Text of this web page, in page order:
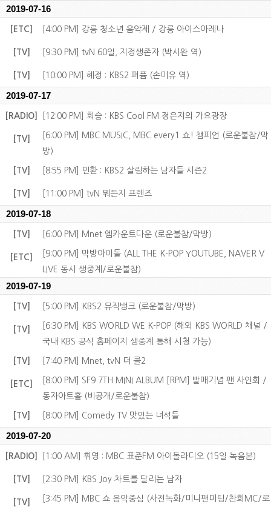
2019-07-16
[ETC] [4:00 PM] 강릉 청소년 음악제 / 강릉 아이스아레나
[TV] [9:30 PM] tvN 60일, 지정생존자 (박시완 역)
[TV] [10:00 PM] 혜정 : KBS2 퍼퓸 (손미유 역)
2019-07-17
[RADIO] [12:00 PM] 회승 : KBS Cool FM 정은지의 가요광장
[TV]
[6:00 PM] MBC MUSIC, MBC every1 쇼! 챔피언 (로운불참/막
방)
[TV] [8:55 PM] 민환 : KBS2 살림하는 남자들 시즌2
[TV] [11:00 PM] tvN 뭐든지 프렌즈
2019-07-18
[TV] [6:00 PM] Mnet 엠카운트다운 (로운불참/막방)
[ETC]
[9:00 PM] 막방아이돌 (ALL THE K-POP YOUTUBE, NAVER V
LIVE 동시 생중계/로운불참)
2019-07-19
[TV] [5:00 PM] KBS2 뮤직뱅크 (로운불참/막방)
[TV]
[6:30 PM] KBS WORLD WE K-POP (해외 KBS WORLD 채널 /
국내 KBS 공식 홈페이지 생중계 통해 시청 가능)
[TV] [7:40 PM] Mnet, tvN 더 콜2
[ETC]
[8:00 PM] SF9 7TH MINI ALBUM [RPM] 발매기념 팬 사인회 /
동자아트홀 (비공개/로운불참)
[TV] [8:00 PM] Comedy TV 맛있는 녀석들
2019-07-20
[RADIO] [1:00 AM] 휘영 : MBC 표준FM 아이돌라디오 (15일 녹음본)
[TV] [2:30 PM] KBS Joy 차트를 달리는 남자
[TV]
[3:45 PM] MBC 쇼 음악중심 (사전녹화/미니팬미팅/찬희MC/로